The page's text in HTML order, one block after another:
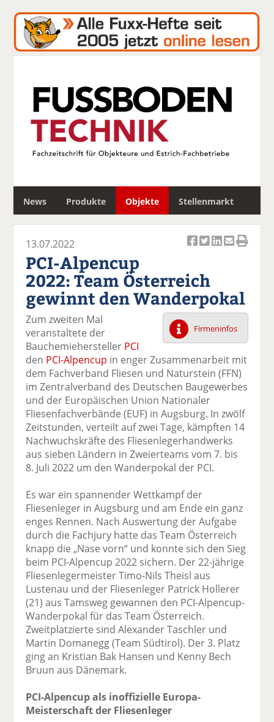
News Produkte Objekte Stellenmarkt
c
k
el
a
uf
F
ac
e
b
o
o
k
te
il
e
n
k
el
t
wi
tt
er
n
el
a
uf
Li
n
k
e
di
te
il
e
n
el
p
er
E
m
ai
l
v
se
n
d
e
el
D
ck
e
n
13.07.2022
PCI-Alpencup
2022: Team Österreich
gewinnt den Wanderpokal
Firmeninfos
Zum zweiten Mal
veranstaltete der
Bauchemiehersteller PCI
den PCI-Alpencup in enger Zusammenarbeit mit
dem Fachverband Fliesen und Naturstein (FFN)
im Zentralverband des Deutschen Baugewerbes
und der Europäischen Union Nationaler
Fliesenfachverbände (EUF) in Augsburg. In zwölf
Zeitstunden, verteilt auf zwei Tage, kämpften 14
Nachwuchskräfte des Fliesenlegerhandwerks
aus sieben Ländern in Zweierteams vom 7. bis
8. Juli 2022 um den Wanderpokal der PCI.
Es war ein spannender Wettkampf der
Fliesenleger in Augsburg und am Ende ein ganz
enges Rennen. Nach Auswertung der Aufgabe
durch die Fachjury hatte das Team Österreich
knapp die „Nase vorn“ und konnte sich den Sieg
beim PCI-Alpencup 2022 sichern. Der 22-jährige
Fliesenlegermeister Timo-Nils Theisl aus
Lustenau und der Fliesenleger Patrick Hollerer
(21) aus Tamsweg gewannen den PCI-Alpencup-
Wanderpokal für das Team Österreich.
Zweitplatzierte sind Alexander Taschler und
Martin Domanegg (Team Südtirol). Der 3. Platz
ging an Kristian Bak Hansen und Kenny Bech
Bruun aus Dänemark.
PCI-Alpencup als inoffizielle Europa-
Meisterschaft der Fliesenleger